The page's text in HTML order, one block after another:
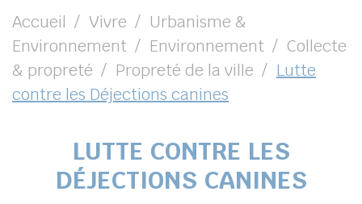
( VOS LOISIRS )
Accueil Vivre
Urbanisme &
Environnement
Environnement
Collecte
& propreté
Propreté de la ville
Lutte
contre les Déjections canines
LUTTE CONTRE LES
DÉJECTIONS CANINES